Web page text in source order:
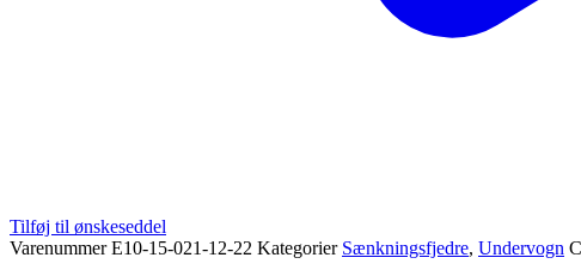
Tilføj til ønskeseddel
VarenummerE10-15-021-12-22 Kategorier Sænkningsfjedre, Undervogn